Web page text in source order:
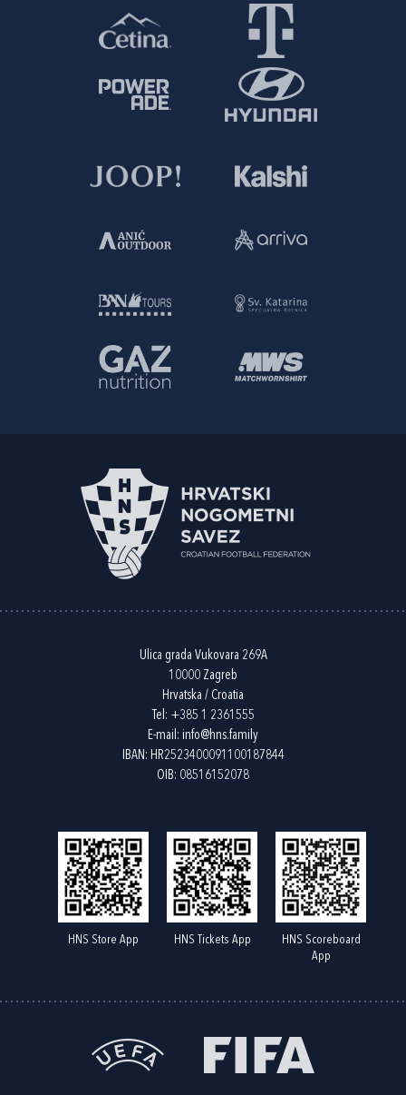
Ulica grada Vukovara 269A
10000 Zagreb
Hrvatska / Croatia
Tel: +385 1 2361555
E-mail: info@hns.family
IBAN: HR2523400091100187844
OIB: 08516152078
HNS Store App HNS Tickets App
HNS Scoreboard
App